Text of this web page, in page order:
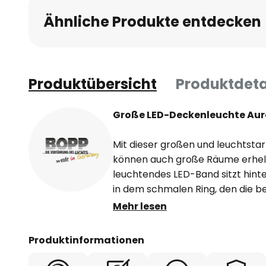
Ähnliche Produkte entdecken
Produktübersicht
Große LED-Deckenleuchte
Mit dieser großen und
können auch große Räume
leuchtendes LED-Band sitzt
in dem schmalen Ring, den die
bilden. Dieser Ring umgibt die
dringt durch den schmalen Spalt
Mehr lesen
Produktinformationen